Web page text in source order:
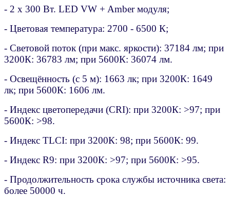
- 2 х 300 Вт. LED VW + Amber модуля;
- Цветовая температура: 2700 - 6500 К;
- Световой поток (при макс. яркости): 37184 лм; при
3200К: 36783 лм; при 5600К: 36074 лм.
- Освещённость (с 5 м): 1663 лк; при 3200К: 1649
лк; при 5600К: 1606 лм.
- Индекс цветопередачи (CRI): при 3200К: >97; при
5600К: >98.
- Индекс TLCI: при 3200К: 98; при 5600К: 99.
- Индекс R9: при 3200К: >97; при 5600К: >95.
- Продолжительность срока службы источника света:
более 50000 ч.